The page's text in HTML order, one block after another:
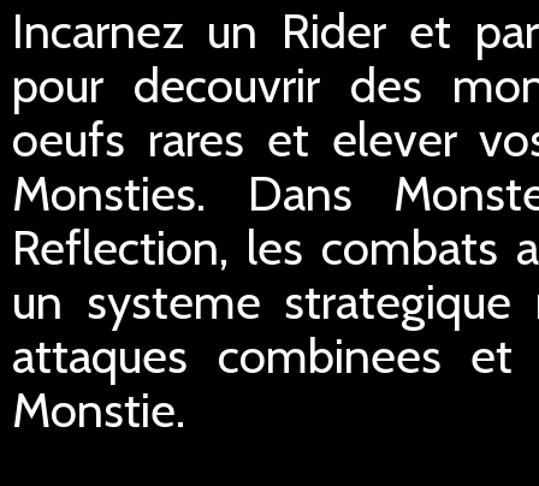
Incarnez un Rider et
pour decouvrir des
oeufs rares et elever
Monsties. Dans
Reflection, les combats
un systeme
attaques combinees
Monstie.